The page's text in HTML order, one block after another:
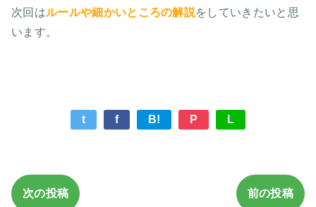
次回はルールや細かいところの解説をしていきたいと思
います。
t f B! P L
次の投稿 前の投稿